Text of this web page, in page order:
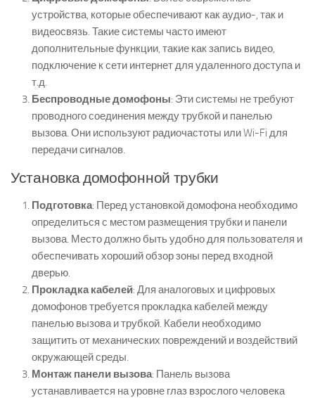
устройства, которые обеспечивают как аудио-, так и
видеосвязь. Такие системы часто имеют
дополнительные функции, такие как запись видео,
подключение к сети интернет для удаленного доступа и
т.д.
Беспроводные домофоны: Эти системы не требуют
проводного соединения между трубкой и панелью
вызова. Они используют радиочастоты или Wi-Fi для
передачи сигналов.
Установка домофонной трубки
Подготовка: Перед установкой домофона необходимо
определиться с местом размещения трубки и панели
вызова. Место должно быть удобно для пользователя и
обеспечивать хороший обзор зоны перед входной
дверью.
Прокладка кабелей: Для аналоговых и цифровых
домофонов требуется прокладка кабелей между
панелью вызова и трубкой. Кабели необходимо
защитить от механических повреждений и воздействий
окружающей среды.
Монтаж панели вызова: Панель вызова
устанавливается на уровне глаз взрослого человека